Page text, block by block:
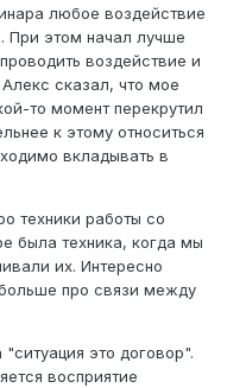
любое воздействие
При этом начал лучше
воздействие и
сказал, что мое
то момент перекрутил
к этому относиться
вкладывать в
техники работы со
была техника, когда мы
их. Интересно
про связи между
это договор".
восприятие